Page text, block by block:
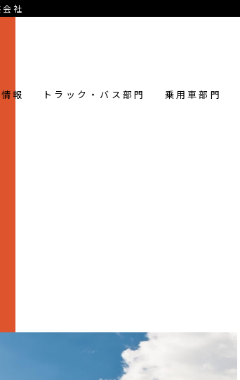
社
報 トラック・バス部門 乗用車部門